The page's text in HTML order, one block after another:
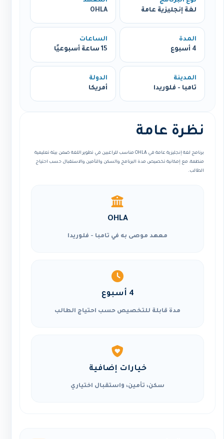
لغة إنجليزية عامة
OHLA
المدة
4 أسبوع
الساعات
15 ساعة أسبوعيًا
المدينة
تامبا - فلوريدا
الدولة
أمريكا
نظرة عامة
برنامج لغة إنجليزية عامة في OHLA مناسب للراغبين في تطوير اللغة ضمن بيئة تعليمية
منظمة، مع إمكانية تخصيص مدة البرنامج والسكن والتأمين والاستقبال حسب احتياج
الطالب.
OHLA
معهد موصى به في تامبا - فلوريدا
4 أسبوع
مدة قابلة للتخصيص حسب احتياج الطالب
خيارات إضافية
سكن، تأمين، واستقبال اختياري